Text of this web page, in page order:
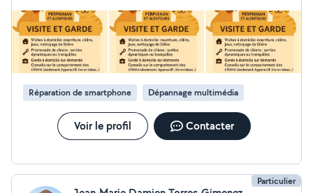
il prétend être). Il a rendu inutilisable ma télé.. et bien sur au
moment de parler d’assurance, de remboursement etc…
monsieur a été de très mauvaise foi et a déclaré à son
assurance que nous avions participé à la casse de la télévision.
Après plusieurs mois à batailler avec lui, simplement pour une
déclaration correcte auprès de son assurance, toujours rien. De
plus monsieur n’est pas à son premier coup d’essais et il est
connu dans la ville pour ce genre de pratique douteuse …
Réparation de smartphone Dépannage multimédia
Voir le profil Contacter
Particulier